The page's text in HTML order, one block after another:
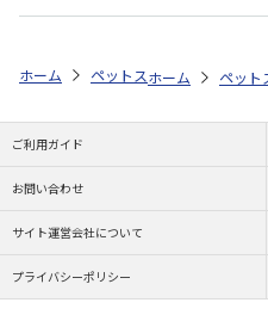
ホーム ペットストア フード
ホーム ペット
ご利用ガイド
お問い合わせ
サイト運営会社について
プライバシーポリシー